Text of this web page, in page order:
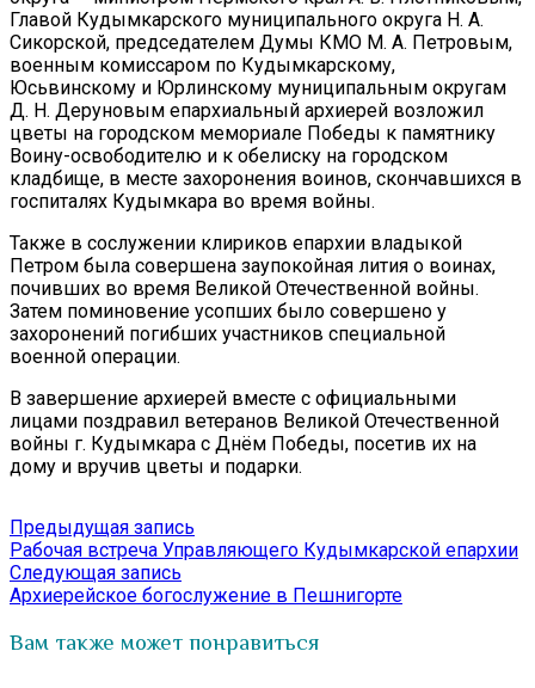
Главой Кудымкарского муниципального округа Н. А.
Сикорской, председателем Думы КМО М. А. Петровым,
военным комиссаром по Кудымкарскому,
Юсьвинскому и Юрлинскому муниципальным округам
Д. Н. Деруновым епархиальный архиерей возложил
цветы на городском мемориале Победы к памятнику
Воину-освободителю и к обелиску на городском
кладбище, в месте захоронения воинов, скончавшихся в
госпиталях Кудымкара во время войны.
Также в сослужении клириков епархии владыкой
Петром была совершена заупокойная лития о воинах,
почивших во время Великой Отечественной войны.
Затем поминовение усопших было совершено у
захоронений погибших участников специальной
военной операции.
В завершение архиерей вместе с официальными
лицами поздравил ветеранов Великой Отечественной
войны г. Кудымкара с Днём Победы, посетив их на
дому и вручив цветы и подарки.
Навигация
по
записям
Предыдущая запись
запись:
Рабочая встреча Управляющего Кудымкарской епархии
Следующая запись
запись:
Архиерейское богослужение в Пешнигорте
Вам также может понравиться